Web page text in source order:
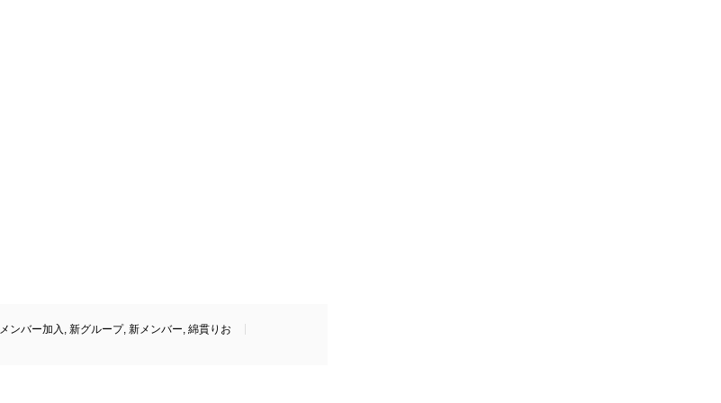
メンバー加入 , 新グループ, 新メンバー, 綿貫りお